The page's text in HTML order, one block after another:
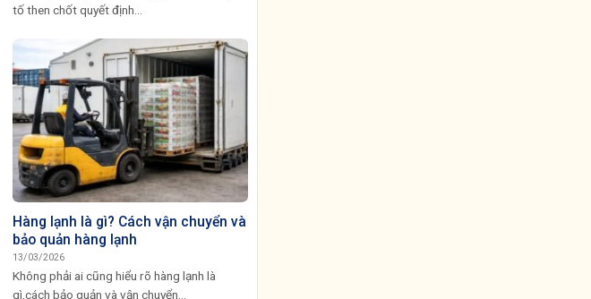
tố then chốt quyết định...
Hàng lạnh là gì? Cách vận chuyển và
bảo quản hàng lạnh
13/03/2026
Không phải ai cũng hiểu rõ hàng lạnh là
gì,cách bảo quản và vận chuyển...